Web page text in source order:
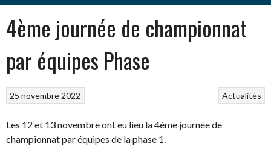
4ème journée de championnat
par équipes Phase
Actualités
25 novembre 2022
Les 12 et 13 novembre ont eu lieu la 4ème journée de
championnat par équipes de la phase 1.